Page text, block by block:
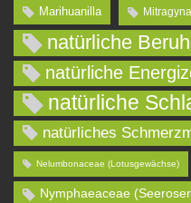
Marihuanilla Mitragyna
natürliche
natürliche
natürliche
natürliches
Nelumbonaceae (Lotusgewächse)
Nymphaeaceae